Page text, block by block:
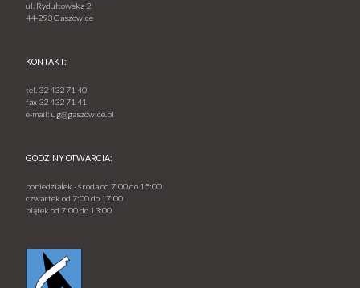
ul. Rydułtowska 2
44-293 Gaszowice
KONTAKT:
tel. 32 432 71 40
fax 32 432 71 41
e-mail:ug@gaszowice.pl
GODZINY OTWARCIA:
poniedziałek - środa od 7:00 do 15:00
czwartek od 7:00 do 17:00
piątek od 7:00 do 13:00